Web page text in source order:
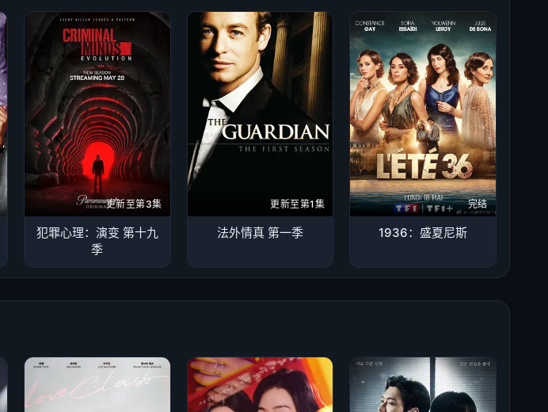
更新至第3集
犯罪心理：演变 第十九
季
更新至第1集
法外情真 第一季
完结
1936：盛夏尼斯